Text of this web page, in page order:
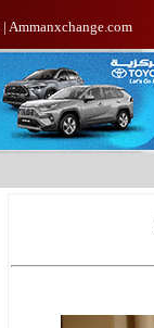
| Ammanxchange.com